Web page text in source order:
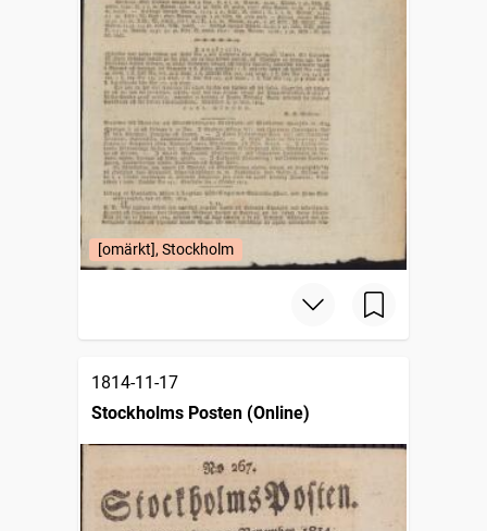
[omärkt], Stockholm
1814-11-17
Stockholms Posten (Online)